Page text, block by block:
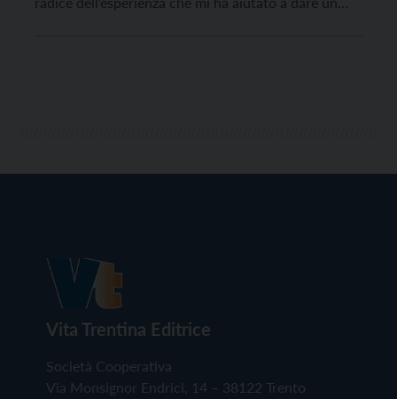
Vita Trentina Editrice
Società Cooperativa
Via Monsignor Endrici, 14 – 38122 Trento